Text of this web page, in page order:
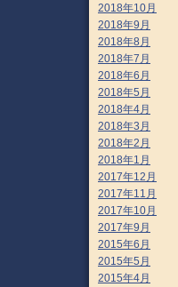
2018年10月
2018年9月
2018年8月
2018年7月
2018年6月
2018年5月
2018年4月
2018年3月
2018年2月
2018年1月
2017年12月
2017年11月
2017年10月
2017年9月
2015年6月
2015年5月
2015年4月